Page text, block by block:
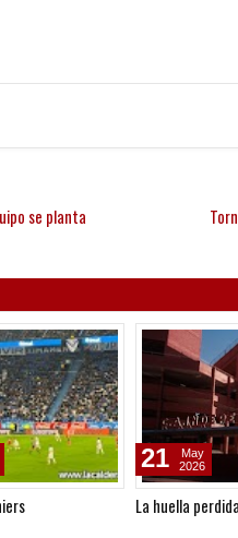
se planta
La huella perdida
21
May
2026